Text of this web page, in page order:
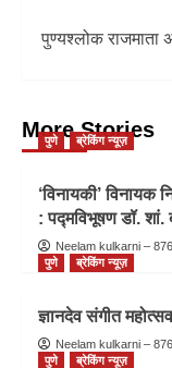
पुण्यश्लोक राजमाता
More Stories
पुणे ब्रेकिंग न्यूज़
‘विनायकी’ विनायक
: पद्मविभूषण डॉ. शां.
Neelam kulkarni –
पुणे
ब्रेकिंग न्यूज़
ज्ञानदेव संगीत
Neelam kulkarni –
पुणे
ब्रेकिंग न्यूज़